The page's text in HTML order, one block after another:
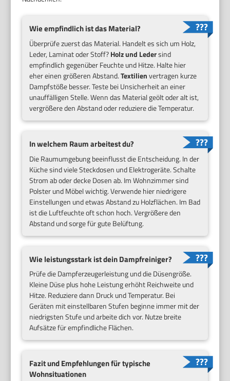
Wie empfindlich ist das Material?
Überprüfe zuerst das Material. Handelt es sich um Holz,
Leder, Laminat oder Stoff?Holz und Ledersind
empfindlich gegenüber Feuchte und Hitze. Halte hier
eher einen größeren Abstand.Textilienvertragen kurze
Dampfstöße besser. Teste bei Unsicherheit an einer
unauffälligen Stelle. Wenn das Material geölt oder alt ist,
vergrößere den Abstand oder reduziere die Temperatur.
In welchem Raum arbeitest du?
Die Raumumgebung beeinflusst die Entscheidung. In der
Küche sind viele Steckdosen und Elektrogeräte. Schalte
Strom ab oder decke Dosen ab. Im Wohnzimmer sind
Polster und Möbel wichtig. Verwende hier niedrigere
Einstellungen und etwas Abstand zu Holzflächen. Im Bad
ist die Luftfeuchte oft schon hoch. Vergrößere den
Abstand und sorge für gute Belüftung.
Wie leistungsstark ist dein Dampfreiniger?
Prüfe die Dampferzeugerleistung und die Düsengröße.
Kleine Düse plus hohe Leistung erhöht Reichweite und
Hitze. Reduziere dann Druck und Temperatur. Bei
Geräten mit einstellbaren Stufen beginne immer mit der
niedrigsten Stufe und arbeite dich vor. Nutze breite
Aufsätze für empfindliche Flächen.
Fazit und Empfehlungen für typische
Wohnsituationen